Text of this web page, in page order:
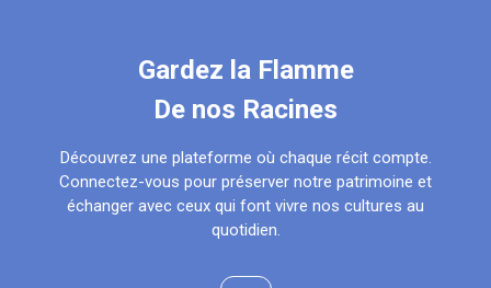
Gardez la Flamme
De nos Racines
Découvrez une plateforme où chaque récit compte.
Connectez-vous pour préserver notre patrimoine et
échanger avec ceux qui font vivre nos cultures au
quotidien.